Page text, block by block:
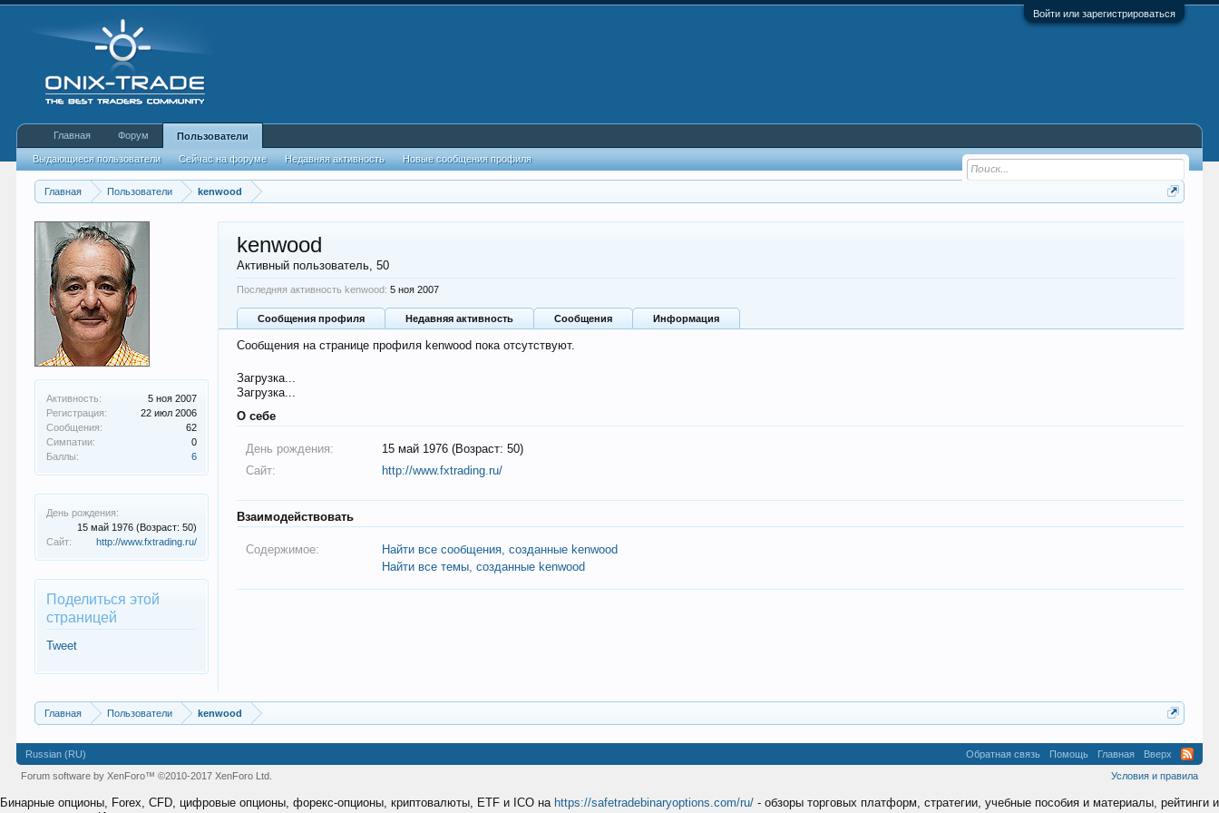
Войти или зарегистрироваться
Главная Пользователи kenwood
Активность:
5 ноя 2007
Регистрация:
22 июл 2006
Сообщения:
62
Симпатии:
0
Баллы:
6
День рождения:
15 май 1976 (Возраст: 50)
Сайт:
http://www.fxtrading.ru/
Поделиться этой
страницей
Tweet
kenwood
Активный пользователь, 50
Последняя активность kenwood: 5 ноя 2007
Сообщения профиля Недавняя активность Сообщения Информация
Сообщения на странице профиля kenwood пока отсутствуют.
Загрузка...
Загрузка...
О себе
День рождения:
15 май 1976 (Возраст: 50)
Сайт:
http://www.fxtrading.ru/
Взаимодействовать
Содержимое:
Найти все сообщения, созданные kenwood
Найти все темы, созданные kenwood
Главная Пользователи kenwood
Главная Форум Пользователи
Выдающиеся пользователи Сейчас на форуме Недавняя активность Новые сообщения профиля
Russian (RU) Обратная связь Помощь Главная
Вверх
Условия и правила
Forum software by XenForo™©2010-2017 XenForo Ltd.
Бинарные опционы, Forex, CFD, цифровые опционы, форекс-опционы, криптовалюты, ETF и ICO на https://safetradebinaryoptions.com/ru/ - обзоры торговых платформ, стратегии, учебные пособия и материалы, рейтинги и